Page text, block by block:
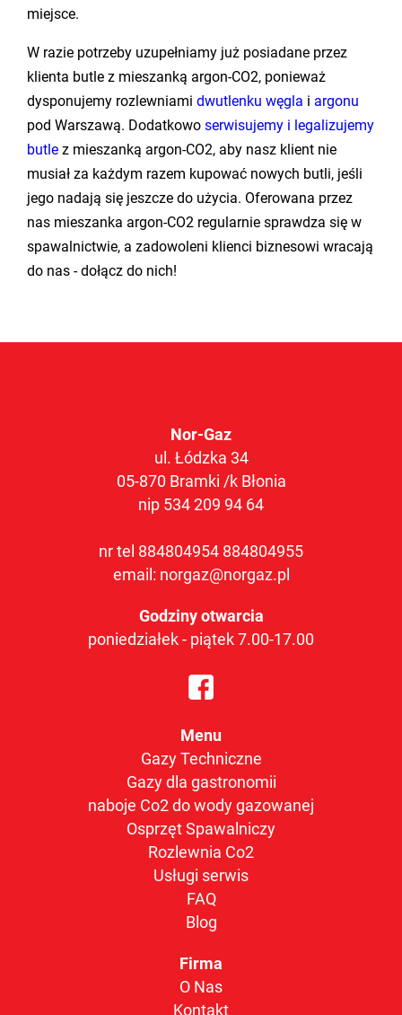
miejsce.
W razie potrzeby uzupełniamy już posiadane przez
klienta butle z mieszanką argon-CO2, ponieważ
dysponujemy rozlewniami dwutlenku węgla i argonu
pod Warszawą. Dodatkowo serwisujemy i legalizujemy
butle z mieszanką argon-CO2, aby nasz klient nie
musiał za każdym razem kupować nowych butli, jeśli
jego nadają się jeszcze do użycia. Oferowana przez
nas mieszanka argon-CO2 regularnie sprawdza się w
spawalnictwie, a zadowoleni klienci biznesowi wracają
do nas - dołącz do nich!
Nor-Gaz
ul. Łódzka 34
05-870 Bramki /k Błonia
nip 534 209 94 64
nr tel 884804954 884804955
email: norgaz@norgaz.pl
Godziny otwarcia
poniedziałek - piątek 7.00-17.00
Menu
Gazy Techniczne
Gazy dla gastronomii
naboje Co2 do wody gazowanej
Osprzęt Spawalniczy
Rozlewnia Co2
Usługi serwis
FAQ
Blog
Firma
O Nas
Kontakt